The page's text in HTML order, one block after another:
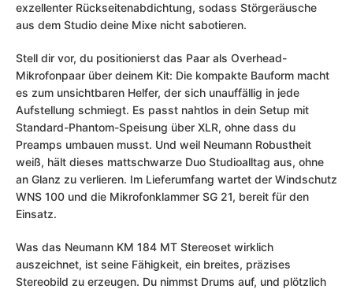
exzellenter Rückseitenabdichtung, sodass Störgeräusche
aus dem Studio deine Mixe nicht sabotieren.
Stell dir vor, du positionierst das Paar als Overhead-
Mikrofonpaar über deinem Kit: Die kompakte Bauform macht
es zum unsichtbaren Helfer, der sich unauffällig in jede
Aufstellung schmiegt. Es passt nahtlos in dein Setup mit
Standard-Phantom-Speisung über XLR, ohne dass du
Preamps umbauen musst. Und weil Neumann Robustheit
weiß, hält dieses mattschwarze Duo Studioalltag aus, ohne
an Glanz zu verlieren. Im Lieferumfang wartet der Windschutz
WNS 100 und die Mikrofonklammer SG 21, bereit für den
Einsatz.
Was das Neumann KM 184 MT Stereoset wirklich
auszeichnet, ist seine Fähigkeit, ein breites, präzises
Stereobild zu erzeugen. Du nimmst Drums auf, und plötzlich